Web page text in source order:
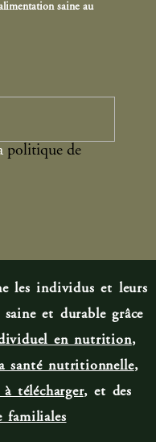
saine au
politique de
les individus et leurs
et durable grâce
en nutrition,
santé nutritionnelle,
télécharger, et des
familiales